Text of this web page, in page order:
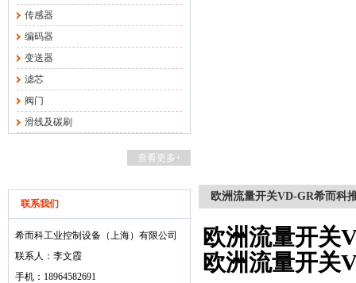
传感器
编码器
变送器
滤芯
阀门
滑线及碳刷
查看更多+
联系我们
希而科工业控制设备（上海）有限公司
联系人：李文霞
手机：18964582691
欧洲流量开关VD-GR希而科
欧洲流量开关
欧洲流量开关